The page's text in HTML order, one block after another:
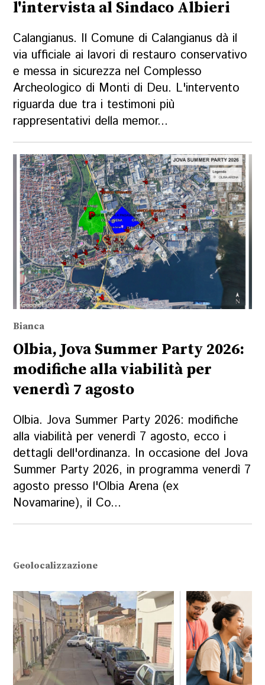
l'intervista al Sindaco Albieri
Calangianus. Il Comune di Calangianus dà il
via ufficiale ai lavori di restauro conservativo
e messa in sicurezza nel Complesso
Archeologico di Monti di Deu. L'intervento
riguarda due tra i testimoni più
rappresentativi della memor...
Bianca
Olbia, Jova Summer Party 2026:
modifiche alla viabilità per
venerdì 7 agosto
Olbia. Jova Summer Party 2026: modifiche
alla viabilità per venerdì 7 agosto, ecco i
dettagli dell'ordinanza. In occasione del Jova
Summer Party 2026, in programma venerdì 7
agosto presso l'Olbia Arena (ex
Novamarine), il Co...
Geolocalizzazione